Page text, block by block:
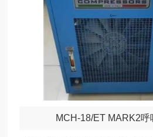
MCH-18/ET MARK2呼